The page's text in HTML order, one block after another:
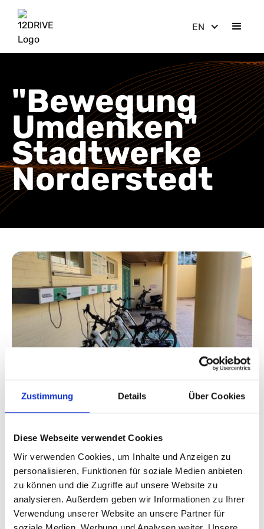
Zustimmung Details Über Cookies
Diese Webseite verwendet Cookies
Wir verwenden Cookies, um Inhalte und Anzeigen zu
personalisieren, Funktionen für soziale Medien anbieten
zu können und die Zugriffe auf unsere Website zu
analysieren. Außerdem geben wir Informationen zu Ihrer
Verwendung unserer Website an unsere Partner für
EN
"Bewegung
Umdenken"
Stadtwerke
Norderstedt
“Bewegung Umdenken” (means Rethink Movement) the
mobility with the help of 12 DRIVE. Since 2022, 115
bicycles with electric support, so-called pedelecs, have
been available free of charge to around 2,000 employees
of the municipal utilities, the city administration and
other municipal companies at eight publicly accessible
locations with loading bars. The vehicles are used for